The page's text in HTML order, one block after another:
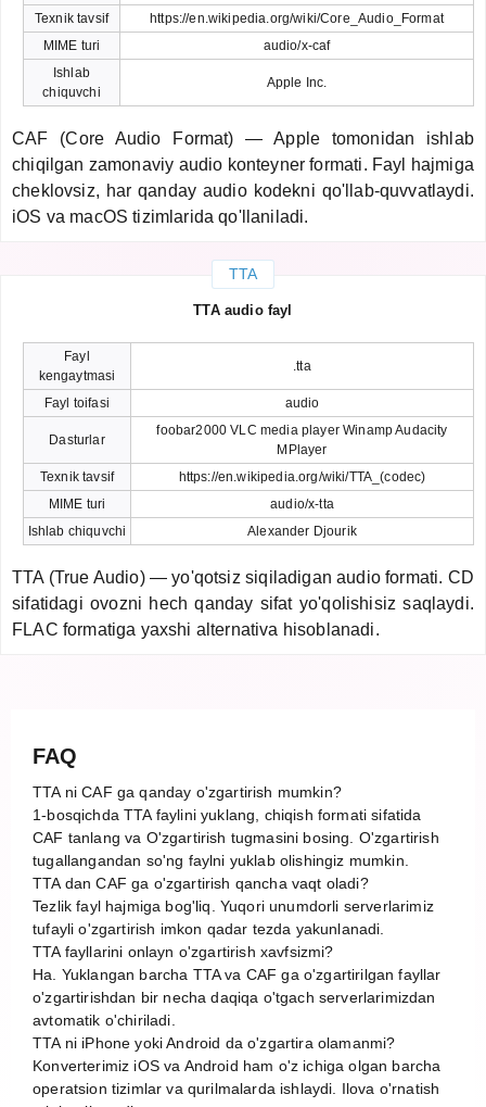
Texnik tavsif
https://en.wikipedia.org/wiki/Core_Audio_Format
MIME turi
audio/x-caf
Ishlab
chiquvchi
Apple Inc.
CAF (Core Audio Format) — Apple tomonidan ishlab
chiqilgan zamonaviy audio konteyner formati. Fayl hajmiga
cheklovsiz, har qanday audio kodekni qo'llab-quvvatlaydi.
iOS va macOS tizimlarida qo'llaniladi.
TTA
TTA audio fayl
Fayl
kengaytmasi
.tta
Fayl toifasi audio
Dasturlar
foobar2000 VLC media player Winamp Audacity
MPlayer
Texnik tavsif
https://en.wikipedia.org/wiki/TTA_(codec)
MIME turi
audio/x-tta
Ishlab chiquvchi
Alexander Djourik
TTA (True Audio) — yo'qotsiz siqiladigan audio formati. CD
sifatidagi ovozni hech qanday sifat yo'qolishisiz saqlaydi.
FLAC formatiga yaxshi alternativa hisoblanadi.
FAQ
TTA ni CAF ga qanday o'zgartirish mumkin?
1-bosqichda TTA faylini yuklang, chiqish formati sifatida
CAF tanlang va O'zgartirish tugmasini bosing. O'zgartirish
tugallangandan so'ng faylni yuklab olishingiz mumkin.
TTA dan CAF ga o'zgartirish qancha vaqt oladi?
Tezlik fayl hajmiga bog'liq. Yuqori unumdorli serverlarimiz
tufayli o'zgartirish imkon qadar tezda yakunlanadi.
TTA fayllarini onlayn o'zgartirish xavfsizmi?
Ha. Yuklangan barcha TTA va CAF ga o'zgartirilgan fayllar
o'zgartirishdan bir necha daqiqa o'tgach serverlarimizdan
avtomatik o'chiriladi.
TTA ni iPhone yoki Android da o'zgartira olamanmi?
Konverterimiz iOS va Android ham o'z ichiga olgan barcha
operatsion tizimlar va qurilmalarda ishlaydi. Ilova o'rnatish